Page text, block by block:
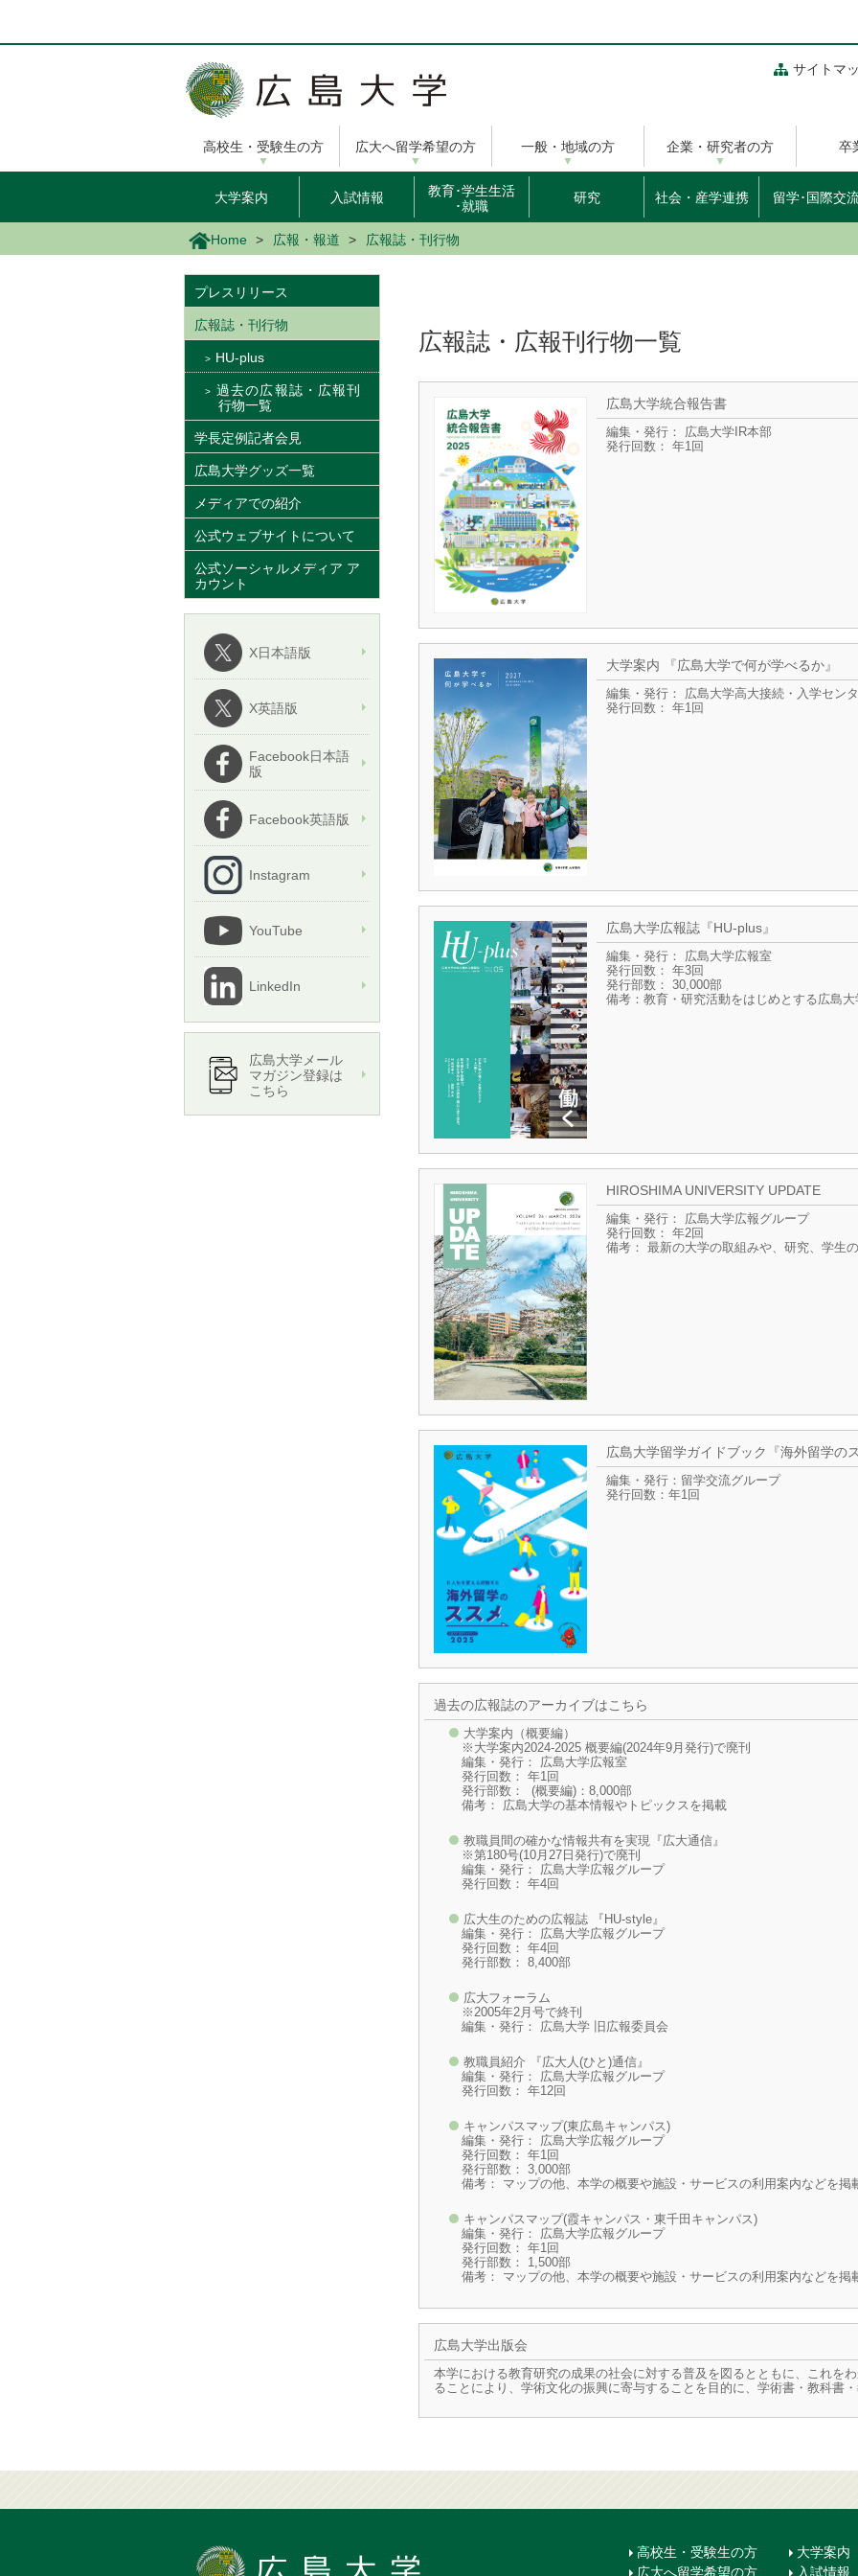
ン
に
サイトマ
高校生・受験生の方 広大へ留学希望の方 一般・地域の方 企業・研究者の方 卒
大学案内 入試情報
教育･学生生活
･就職
研究 社会・産学連携 留学･国際交
Home 広報・報道 広報誌・刊行物
広報誌・広報刊行物一覧
広島大学統合報告書
編集・発行： 広島大学IR本部
発行回数： 年1回
大学案内 『広島大学で何が学べるか』
編集・発行： 広島大学高大接続・入学セン
発行回数： 年1回
広島大学広報誌『HU-plus』
編集・発行： 広島大学広報室
発行回数： 年3回
発行部数： 30,000部
備考：教育・研究活動をはじめとする広島
HIROSHIMA UNIVERSITY UPDATE
編集・発行： 広島大学広報グループ
発行回数： 年2回
備考： 最新の大学の取組みや、研究、学生
広島大学留学ガイドブック『海外留学の
編集・発行：留学交流グループ
発行回数：年1回
過去の広報誌のアーカイブはこちら
大学案内（概要編）
※大学案内2024-2025 概要編(2024年9月発行)で廃刊
編集・発行： 広島大学広報室
発行回数： 年1回
発行部数： (概要編)：8,000部
備考： 広島大学の基本情報やトピックスを掲載
教職員間の確かな情報共有を実現『広大通信』
※第180号(10月27日発行)で廃刊
編集・発行： 広島大学広報グループ
発行回数： 年4回
広大生のための広報誌 『HU-style』
編集・発行： 広島大学広報グループ
発行回数： 年4回
発行部数： 8,400部
広大フォーラム
※2005年2月号で終刊
編集・発行： 広島大学 旧広報委員会
教職員紹介 『広大人(ひと)通信』
編集・発行： 広島大学広報グループ
発行回数： 年12回
キャンパスマップ(東広島キャンパス)
編集・発行： 広島大学広報グループ
発行回数： 年1回
発行部数： 3,000部
備考： マップの他、本学の概要や施設・サービスの利用案内などを掲
キャンパスマップ(霞キャンパス・東千田キャンパス)
編集・発行： 広島大学広報グループ
発行回数： 年1回
発行部数： 1,500部
備考： マップの他、本学の概要や施設・サービスの利用案内などを掲
広島大学出版会
本学における教育研究の成果の社会に対する普及を図るとともに、これを
ることにより、学術文化の振興に寄与することを目的に、学術書・教科書
プレスリリース
広報誌・刊行物
HU-plus
過去の広報誌・広報刊
行物一覧
学長定例記者会見
広島大学グッズ一覧
メディアでの紹介
公式ウェブサイトについて
公式ソーシャルメディア ア
カウント
X日本語版
X英語版
Facebook日本語
版
Facebook英語版
Instagram
YouTube
LinkedIn
広島大学メール
マガジン登録は
こちら
高校生・受験生の方
広大へ留学希望の方
大学案内
入試情報